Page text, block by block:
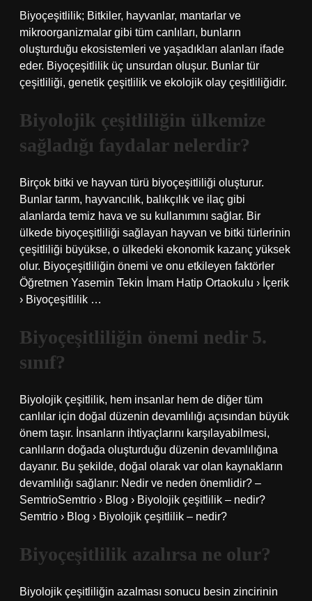
Biyoçeşitlilik; Bitkiler, hayvanlar, mantarlar ve
mikroorganizmalar gibi tüm canlıları, bunların
oluşturduğu ekosistemleri ve yaşadıkları alanları ifade
eder. Biyoçeşitlilik üç unsurdan oluşur. Bunlar tür
çeşitliliği, genetik çeşitlilik ve ekolojik olay çeşitliliğidir.
Biyolojik çeşitliliğin ülkemize
sağladığı faydalar nelerdir?
Birçok bitki ve hayvan türü biyoçeşitliliği oluşturur.
Bunlar tarım, hayvancılık, balıkçılık ve ilaç gibi
alanlarda temiz hava ve su kullanımını sağlar. Bir
ülkede biyoçeşitliliği sağlayan hayvan ve bitki türlerinin
çeşitliliği büyükse, o ülkedeki ekonomik kazanç yüksek
olur. Biyoçeşitliliğin önemi ve onu etkileyen faktörler
Öğretmen Yasemin Tekin İmam Hatip Ortaokulu › İçerik
› Biyoçeşitlilik …
Biyoçeşitliliğin önemi nedir 5.
sınıf?
Biyolojik çeşitlilik, hem insanlar hem de diğer tüm
canlılar için doğal düzenin devamlılığı açısından büyük
önem taşır. İnsanların ihtiyaçlarını karşılayabilmesi,
canlıların doğada oluşturduğu düzenin devamlılığına
dayanır. Bu şekilde, doğal olarak var olan kaynakların
devamlılığı sağlanır: Nedir ve neden önemlidir? –
SemtrioSemtrio › Blog › Biyolojik çeşitlilik – nedir?
Semtrio › Blog › Biyolojik çeşitlilik – nedir?
Biyoçeşitlilik azalırsa ne olur?
Biyolojik çeşitliliğin azalması sonucu besin zincirinin